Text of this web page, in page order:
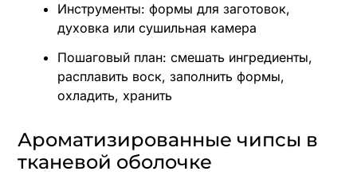
Инструменты: формы для заготовок,
духовка или сушильная камера
Пошаговый план: смешать ингредиенты,
расплавить воск, заполнить формы,
охладить, хранить
Ароматизированные чипсы в
тканевой оболочке